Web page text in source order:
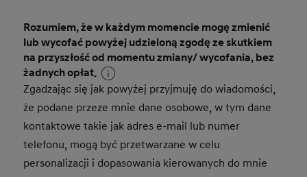
Rozumiem, że w każdym momencie mogę zmienić
lub wycofać powyżej udzieloną zgodę ze skutkiem
na przyszłość od momentu zmiany/ wycofania, bez
żadnych opłat.
Zgadzając się jak powyżej przyjmuję do wiadomości,
że podane przeze mnie dane osobowe, w tym dane
kontaktowe takie jak adres e-mail lub numer
telefonu, mogą być przetwarzane w celu
personalizacji i dopasowania kierowanych do mnie